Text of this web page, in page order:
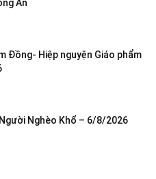
An
Đồng- Hiệp nguyện Giáo phẩm
Nghèo Khổ – 6/8/2026